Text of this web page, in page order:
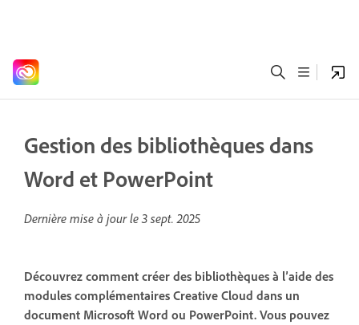
Gestion des bibliothèques dans
Word et PowerPoint
Dernière mise à jour le 3 sept. 2025
Découvrez comment créer des bibliothèques à l’aide des
modules complémentaires Creative Cloud dans un
document Microsoft Word ou PowerPoint. Vous pouvez